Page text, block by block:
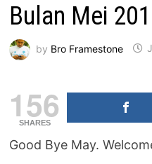
Bulan Mei
by Bro Framestone
156
SHARES
Good Bye May.